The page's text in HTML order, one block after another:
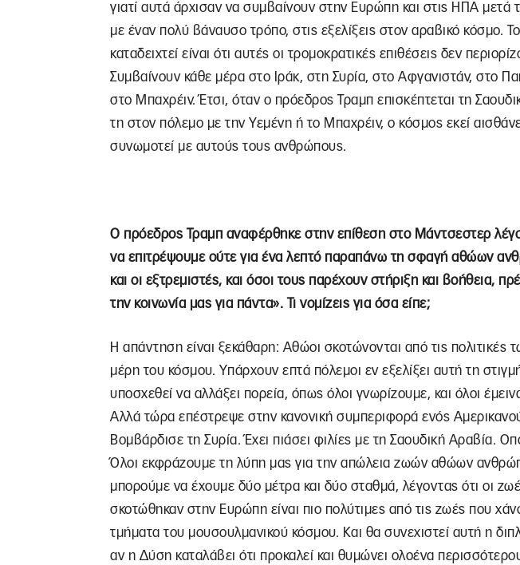
γιατί αυτά άρχισαν να συμβαίνουν στην Ευρώπη και στις ΗΠΑ μετά
με έναν πολύ βάναυσο τρόπο, στις εξελίξεις στον αραβικό κόσμο.
καταδειχτεί είναι ότι αυτές οι τρομοκρατικές επιθέσεις δεν
Συμβαίνουν κάθε μέρα στο Ιράκ, στη Συρία, στο Αφγανιστάν, στο
στο Μπαχρέιν. Έτσι, όταν ο πρόεδρος Τραμπ επισκέπτεται τη
τη στον πόλεμο με την Υεμένη ή το Μπαχρέιν, ο κόσμος εκεί
συνωμοτεί με αυτούς τους ανθρώπους.
Ο πρόεδρος Τραμπ αναφέρθηκε στην επίθεση στο Μάντσεστερ
να επιτρέψουμε ούτε για ένα λεπτό παραπάνω τη σφαγή αθώων
και οι εξτρεμιστές, και όσοι τους παρέχουν στήριξη και βοήθεια,
την κοινωνία μας για πάντα». Τι νομίζεις για όσα είπε;
Η απάντηση είναι ξεκάθαρη: Αθώοι σκοτώνονται από τις
μέρη του κόσμου. Υπάρχουν επτά πόλεμοι εν εξελίξει αυτή τη
υποσχεθεί να αλλάξει πορεία, όπως όλοι γνωρίζουμε, και όλοι
Αλλά τώρα επέστρεψε στην κανονική συμπεριφορά ενός
Βομβάρδισε τη Συρία. Έχει πιάσει φιλίες με τη Σαουδική Αραβία.
Όλοι εκφράζουμε τη λύπη μας για την απώλεια ζωών αθώων
μπορούμε να έχουμε δύο μέτρα και δύο σταθμά, λέγοντας ότι οι
σκοτώθηκαν στην Ευρώπη είναι πιο πολύτιμες από τις ζωές που
τμήματα του μουσουλμανικού κόσμου. Και θα συνεχιστεί αυτή η
αν η Δύση καταλάβει ότι προκαλεί και θυμώνει ολοένα